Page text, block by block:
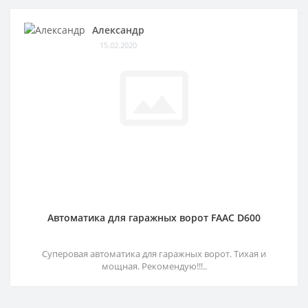
Александр
15.02.2020
Автоматика для гаражных ворот FAAC D600
Суперовая автоматика для гаражных ворот. Тихая и
мощная. Рекомендую!!!..